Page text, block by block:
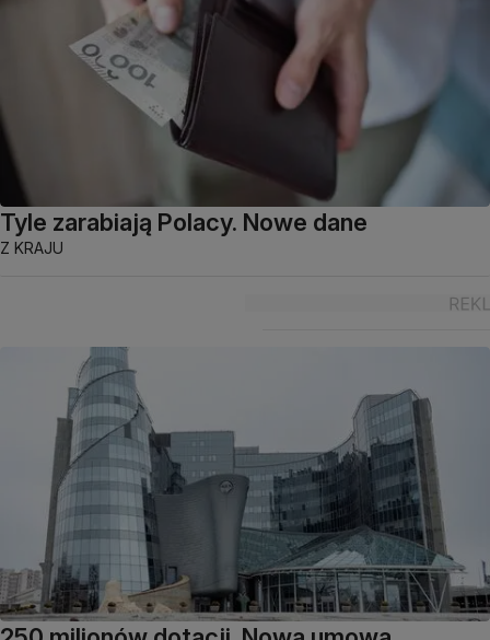
Tyle zarabiają Polacy. Nowe dane
Z KRAJU